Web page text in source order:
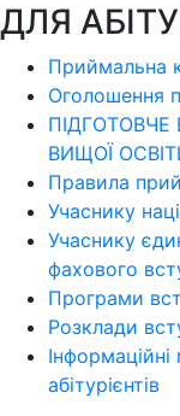
ДЛЯ
Приймальна
Оголошення
ПІДГОТОВЧЕ
ВИЩОЇ
Правила
Учаснику
Учаснику
фахового
Програми
Розклади
абітурієнтів